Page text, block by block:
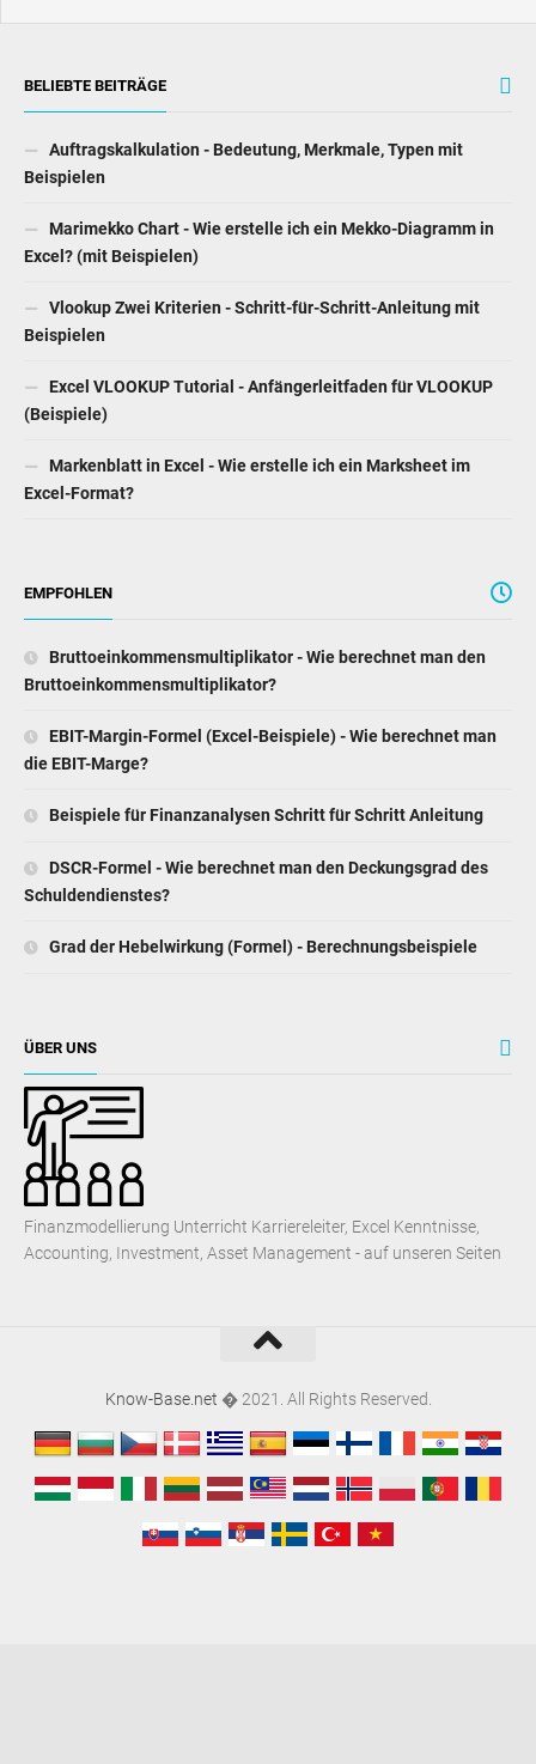
BELIEBTE BEITRÄGE
Auftragskalkulation - Bedeutung, Merkmale, Typen mit
Beispielen
Marimekko Chart - Wie erstelle ich ein Mekko-Diagramm in
Excel? (mit Beispielen)
Vlookup Zwei Kriterien - Schritt-für-Schritt-Anleitung mit
Beispielen
Excel VLOOKUP Tutorial - Anfängerleitfaden für VLOOKUP
(Beispiele)
Markenblatt in Excel - Wie erstelle ich ein Marksheet im
Excel-Format?
EMPFOHLEN
Bruttoeinkommensmultiplikator - Wie berechnet man den
Bruttoeinkommensmultiplikator?
EBIT-Margin-Formel (Excel-Beispiele) - Wie berechnet man
die EBIT-Marge?
Beispiele für Finanzanalysen Schritt für Schritt Anleitung
DSCR-Formel - Wie berechnet man den Deckungsgrad des
Schuldendienstes?
Grad der Hebelwirkung (Formel) - Berechnungsbeispiele
ÜBER UNS
Finanzmodellierung Unterricht Karriereleiter, Excel Kenntnisse,
Accounting, Investment, Asset Management - auf unseren Seiten
Know-Base.net � 2021. All Rights Reserved.